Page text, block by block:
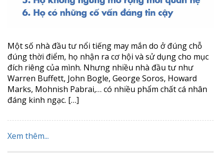
Một số nhà đầu tư nổi tiếng may mắn do ở đúng chỗ
đúng thời điểm, họ nhận ra cơ hội và sử dụng cho mục
đích riêng của mình. Nhưng nhiều nhà đầu tư như
Warren Buffett, John Bogle, George Soros, Howard
Marks, Mohnish Pabrai,… có nhiều phẩm chất cá nhân
đáng kinh ngạc. […]
Xem thêm...